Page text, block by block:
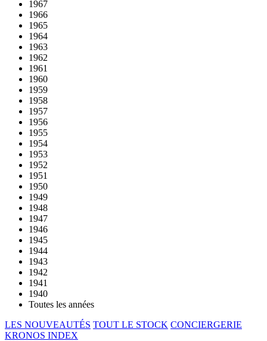
1967
1966
1965
1964
1963
1962
1961
1960
1959
1958
1957
1956
1955
1954
1953
1952
1951
1950
1949
1948
1947
1946
1945
1944
1943
1942
1941
1940
Toutes les années
LES NOUVEAUTÉS TOUT LE STOCK CONCIERGERIE
KRONOS INDEX